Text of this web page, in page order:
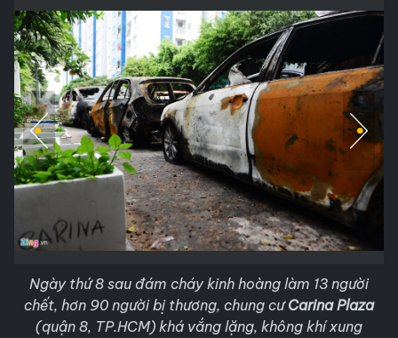
Ngày thứ 8 sau đám cháy kinh hoàng làm 13 người
chết, hơn 90 người bị thương, chung cưCarina Plaza
(quận 8, TP.HCM) khá vắng lặng, không khí xung